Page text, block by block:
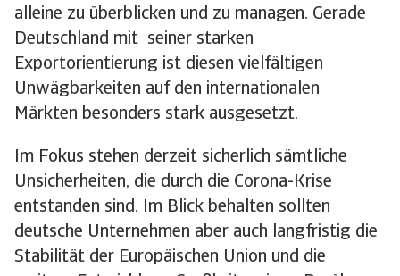
alleine zu überblicken und zu managen. Gerade
Deutschland mit seiner starken
Exportorientierung ist diesen vielfältigen
Unwägbarkeiten auf den internationalen
Märkten besonders stark ausgesetzt.
Im Fokus stehen derzeit sicherlich sämtliche
Unsicherheiten, die durch die Corona-Krise
entstanden sind. Im Blick behalten sollten
deutsche Unternehmen aber auch langfristig die
Stabilität der Europäischen Union und die